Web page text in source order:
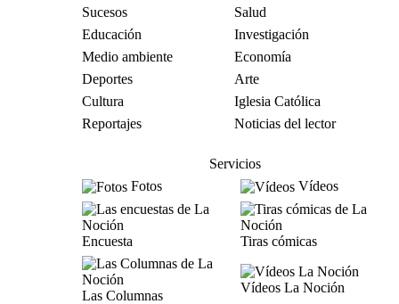
Sucesos
Salud
Educación
Investigación
Medio ambiente
Economía
Deportes
Arte
Cultura
Iglesia Católica
Reportajes
Noticias del lector
Servicios
Fotos
Vídeos
Encuesta Tiras cómicas
Las Columnas
Vídeos La Noción